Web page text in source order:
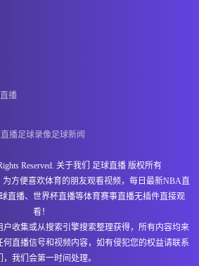
-
08-08 14:00
0 - 0 布伦达拉鹰女足
播
播足球录像 足球新闻
Reserved. 关于我们 足球直播 版权所有
方便喜欢体育的朋友观看视频，每日最新NBA直
直播、世界杯直播等体育赛事直播无插件直接观
看！
收集或从搜索引擎搜索整理获得，所有内容均来
何直播信号和视频内容，如有侵犯您的权益请联系
，我们会第一时间处理。